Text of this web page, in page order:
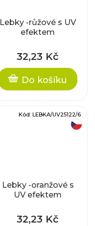
Lebky -růžové s UV
efektem
32,23 Kč
Do košíku
Lebky -oranžové s
UV efektem
32,23 Kč
Kód: LEBKA/UV25122/6